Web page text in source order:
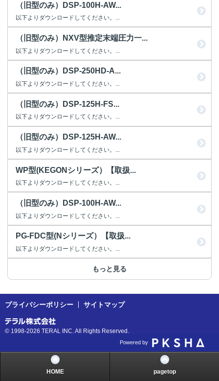
（旧型のみ）DSP-100H-AW...
以下よりダウンロードしてください。...
（旧型のみ）NXV型推定末端圧力一...
以下よりダウンロードしてください。...
（旧型のみ）DSP-250HD-A...
以下よりダウンロードしてください。...
（旧型のみ）DSP-125H-FS...
以下よりダウンロードしてください。...
（旧型のみ）DSP-125H-AW...
以下よりダウンロードしてください。...
WP型(KEGONシリーズ）【取扱...
以下よりダウンロードしてください。...
（旧型のみ）DSP-100H-AW...
以下よりダウンロードしてください。...
PG-FDC型(Nシリーズ）【取扱...
以下よりダウンロードしてください。...
もっと見る
プライバシーポリシー サイトマップ
© 1998-2026 TERAL INC. All Rights Reserved.
Powered by
HOME pagetop